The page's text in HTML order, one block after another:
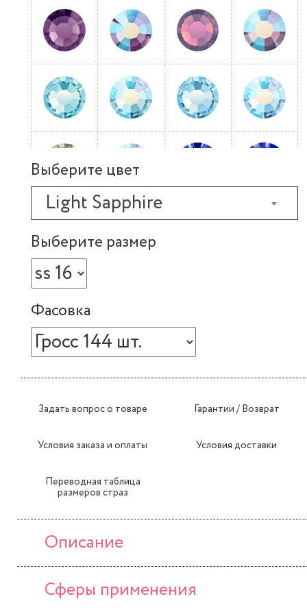
Выберите цвет
Light Sapphire
Выберите размер
Фасовка
Задать вопрос о товаре Гарантии / Возврат
Условия заказа и оплаты Условия доставки
Переводная таблица
размеров страз
Описание
Сферы применения